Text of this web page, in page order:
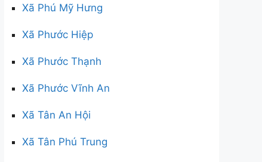
Xã Phú Mỹ Hưng
Xã Phước Hiệp
Xã Phước Thạnh
Xã Phước Vĩnh An
Xã Tân An Hội
Xã Tân Phú Trung